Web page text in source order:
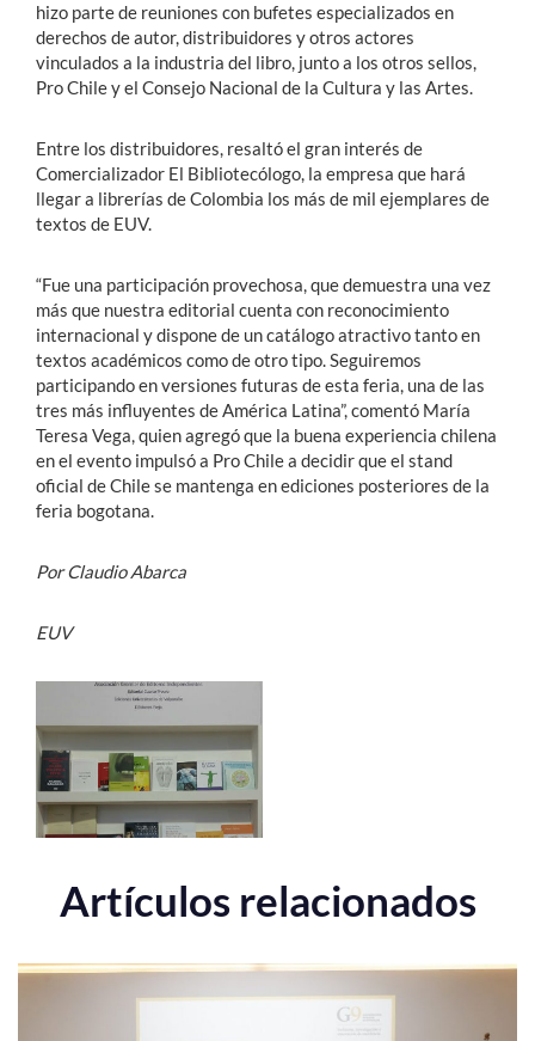
hizo parte de reuniones con bufetes especializados en
derechos de autor, distribuidores y otros actores
vinculados a la industria del libro, junto a los otros sellos,
Pro Chile y el Consejo Nacional de la Cultura y las Artes.
Entre los distribuidores, resaltó el gran interés de
Comercializador El Bibliotecólogo, la empresa que hará
llegar a librerías de Colombia los más de mil ejemplares de
textos de EUV.
“Fue una participación provechosa, que demuestra una vez
más que nuestra editorial cuenta con reconocimiento
internacional y dispone de un catálogo atractivo tanto en
textos académicos como de otro tipo. Seguiremos
participando en versiones futuras de esta feria, una de las
tres más influyentes de América Latina”, comentó María
Teresa Vega, quien agregó que la buena experiencia chilena
en el evento impulsó a Pro Chile a decidir que el stand
oficial de Chile se mantenga en ediciones posteriores de la
feria bogotana.
Por Claudio Abarca
EUV
Artículos relacionados